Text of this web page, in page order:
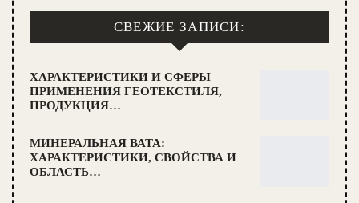
СВЕЖИЕ ЗАПИСИ:
ХАРАКТЕРИСТИКИ И СФЕРЫ
ПРИМЕНЕНИЯ ГЕОТЕКСТИЛЯ,
ПРОДУКЦИЯ…
МИНЕРАЛЬНАЯ ВАТА:
ХАРАКТЕРИСТИКИ, СВОЙСТВА И
ОБЛАСТЬ…